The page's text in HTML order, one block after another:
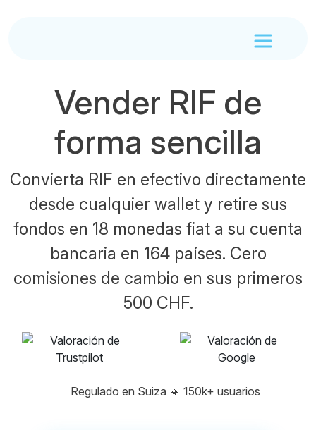
Vender RIF de
forma sencilla
Convierta RIF en efectivo directamente
desde cualquier wallet y retire sus
fondos en 18 monedas fiat a su cuenta
bancaria en 164 países. Cero
comisiones de cambio en sus primeros
500 CHF.
Regulado en Suiza 🔸 150k+ usuarios